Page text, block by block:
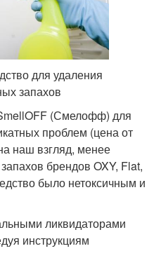
для удаления
запахов
(Смелофф) для
проблем (цена от
наш взгляд, менее
брендов OXY, Flat,
было нетоксичным и
ликвидаторами
инструкциям